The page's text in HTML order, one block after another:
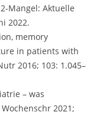
Mangel: Aktuelle
2022.
memory
in patients with
2016; 103: 1.045–
– was
2021;